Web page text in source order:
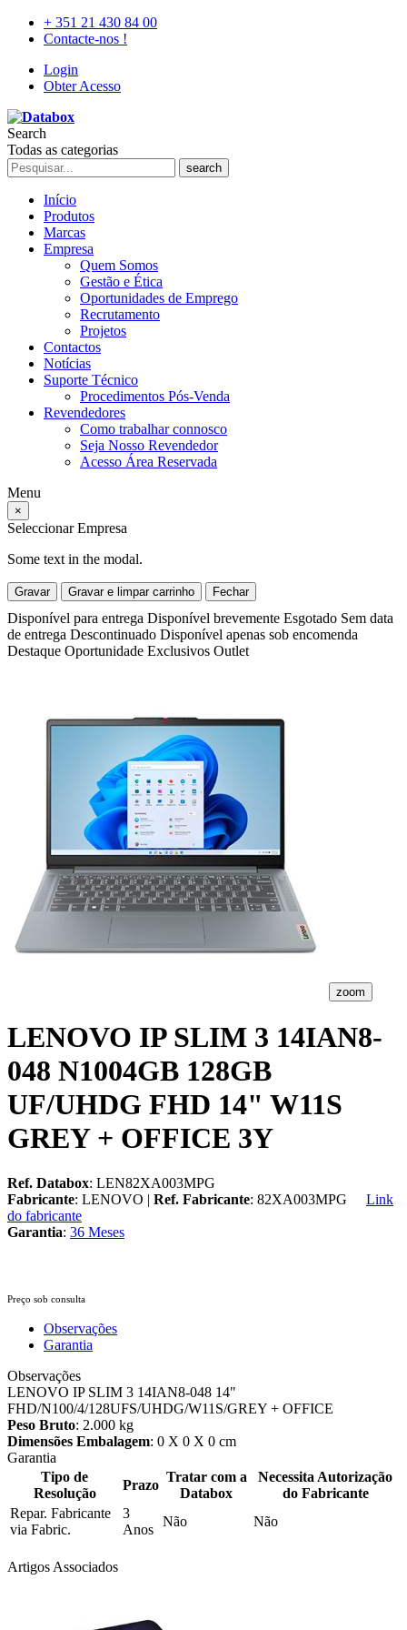
+ 351 21 430 84 00
Contacte-nos !
Login
Obter Acesso
Search
Todas as categorias
search
Início
Produtos
Marcas
Empresa
Quem Somos
Gestão e Ética
Oportunidades de Emprego
Recrutamento
Projetos
Contactos
Notícias
Suporte Técnico
Procedimentos Pós-Venda
Revendedores
Como trabalhar connosco
Seja Nosso Revendedor
Acesso Área Reservada
Menu
×
Seleccionar Empresa
Some text in the modal.
Gravar Gravar e limpar carrinho Fechar
Disponível para entrega Disponível brevemente Esgotado Sem data
de entrega Descontinuado Disponível apenas sob encomenda
Destaque Oportunidade Exclusivos Outlet
zoom
LENOVO IP SLIM 3 14IAN8-
048 N1004GB 128GB
UF/UHDG FHD 14" W11S
GREY + OFFICE 3Y
Ref. Databox: LEN82XA003MPG
Fabricante: LENOVO | Ref. Fabricante: 82XA003MPG
Link
do fabricante
Garantia: 36 Meses
Preço sob consulta
Observações
Garantia
Observações
LENOVO IP SLIM 3 14IAN8-048 14"
FHD/N100/4/128UFS/UHDG/W11S/GREY + OFFICE
Peso Bruto: 2.000 kg
Dimensões Embalagem: 0 X 0 X 0 cm
Garantia
Tipo de
Resolução
Prazo
Tratar com a
Databox
Necessita Autorização
do Fabricante
Repar. Fabricante
via Fabric.
3
Anos
Não Não
Artigos Associados